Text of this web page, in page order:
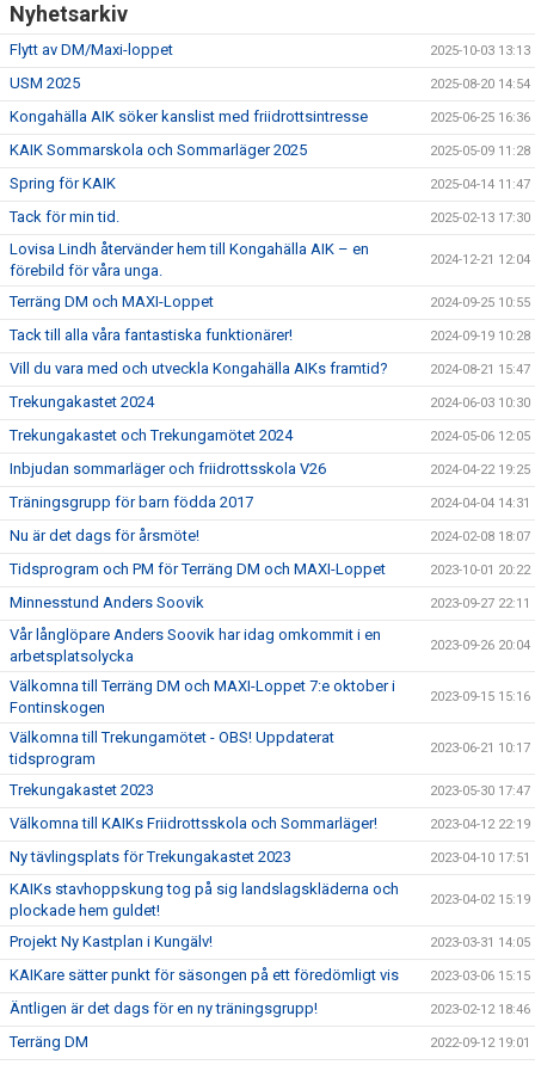
Nyhetsarkiv
Flytt av DM/Maxi-loppet 2025-10-03 13:13
USM 2025 2025-08-20 14:54
Kongahälla AIK söker kanslist med friidrottsintresse 2025-06-25 16:36
KAIK Sommarskola och Sommarläger 2025 2025-05-09 11:28
Spring för KAIK 2025-04-14 11:47
Tack för min tid. 2025-02-13 17:30
Lovisa Lindh återvänder hem till Kongahälla AIK – en
förebild för våra unga.
2024-12-21 12:04
Terräng DM och MAXI-Loppet 2024-09-25 10:55
Tack till alla våra fantastiska funktionärer! 2024-09-19 10:28
Vill du vara med och utveckla Kongahälla AIKs framtid? 2024-08-21 15:47
Trekungakastet 2024 2024-06-03 10:30
Trekungakastet och Trekungamötet 2024 2024-05-06 12:05
Inbjudan sommarläger och friidrottsskola V26 2024-04-22 19:25
Träningsgrupp för barn födda 2017 2024-04-04 14:31
Nu är det dags för årsmöte! 2024-02-08 18:07
Tidsprogram och PM för Terräng DM och MAXI-Loppet 2023-10-01 20:22
Minnesstund Anders Soovik 2023-09-27 22:11
Vår långlöpare Anders Soovik har idag omkommit i en
arbetsplatsolycka
2023-09-26 20:04
Välkomna till Terräng DM och MAXI-Loppet 7:e oktober i
Fontinskogen
2023-09-15 15:16
Välkomna till Trekungamötet - OBS! Uppdaterat
tidsprogram
2023-06-21 10:17
Trekungakastet 2023 2023-05-30 17:47
Välkomna till KAIKs Friidrottsskola och Sommarläger! 2023-04-12 22:19
Ny tävlingsplats för Trekungakastet 2023 2023-04-10 17:51
KAIKs stavhoppskung tog på sig landslagskläderna och
plockade hem guldet!
2023-04-02 15:19
Projekt Ny Kastplan i Kungälv! 2023-03-31 14:05
KAIKare sätter punkt för säsongen på ett föredömligt vis 2023-03-06 15:15
Äntligen är det dags för en ny träningsgrupp! 2023-02-12 18:46
Terräng DM 2022-09-12 19:01